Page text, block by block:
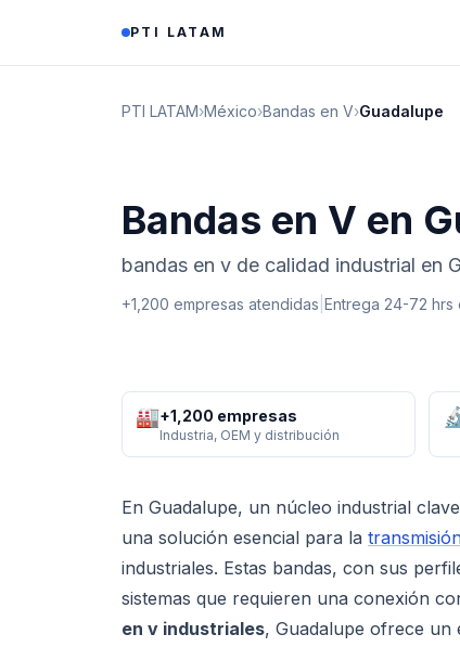
PTI LATAM
PTI LATAM›México›Bandas en V›Guadalupe
Bandas en V en
bandas en v de calidad industrial en
+1,200 empresas atendidas Entrega 24-72 hrs
🏭+1,200 empresas
Industria, OEM y distribución
En Guadalupe, un núcleo industrial
una solución esencial para la
industriales. Estas bandas, con sus
sistemas que requieren una conexión
en v industriales, Guadalupe ofrece un